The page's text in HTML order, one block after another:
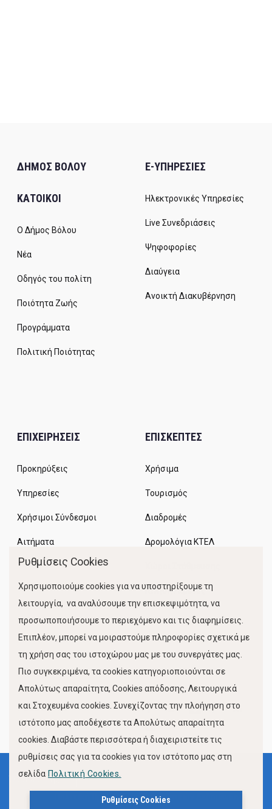
ΔΗΜΟΣ ΒΟΛΟΥ
ΚΑΤΟΙΚΟΙ
Ο Δήμος Βόλου
Νέα
Οδηγός του πολίτη
Ποιότητα Ζωής
Προγράμματα
Πολιτική Ποιότητας
E-ΥΠΗΡΕΣΙΕΣ
Ηλεκτρονικές Υπηρεσίες
Live Συνεδριάσεις
Ψηφοφορίες
Διαύγεια
Ανοικτή Διακυβέρνηση
ΕΠΙΧΕΙΡΗΣΕΙΣ
Προκηρύξεις
Υπηρεσίες
Χρήσιμοι Σύνδεσμοι
Αιτήματα
ΕΠΙΣΚΕΠΤΕΣ
Χρήσιμα
Τουρισμός
Διαδρομές
Δρομολόγια ΚΤΕΛ
Κίνηση Λιμένος
FOLLOW US
Όροι Χρήσης
Πολιτική Προστασίας Προσωπικών Δεδομένων
Ρυθμίσεις Cookies
Χρησιμοποιούμε cookies για να υποστηρίξουμε τη
λειτουργία, να αναλύσουμε την επισκεψιμότητα, να
προσωποποιήσουμε το περιεχόμενο και τις διαφημίσεις.
Επιπλέον, μπορεί να μοιραστούμε πληροφορίες σχετικά με
τη χρήση σας του ιστοχώρου μας με του συνεργάτες μας.
Πιο συγκεκριμένα, τα cookies κατηγοριοποιούνται σε
Απολύτως απαραίτητα, Cookies απόδοσης, Λειτουργικά
και Στοχευμένα cookies. Συνεχίζοντας την πλοήγηση στο
ιστότοπο μας αποδέχεστε τα Απολύτως απαραίτητα
cookies. Διαβάστε περισσότερα ή διαχειριστείτε τις
ρυθμίσεις σας για τα cookies για τον ιστότοπο μας στη
σελίδα Πολιτική Cookies.
Ρυθμίσεις Cookies